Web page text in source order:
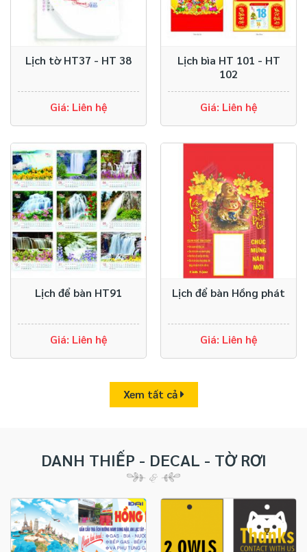
Lịch tờ HT37 - HT 38
Giá: Liên hệ
Lịch bìa HT 101 - HT
102
Giá: Liên hệ
Lịch để bàn HT91
Giá: Liên hệ
Lịch để bàn Hồng phát
Giá: Liên hệ
Xem tất cả
DANH THIẾP - DECAL - TỜ RƠI